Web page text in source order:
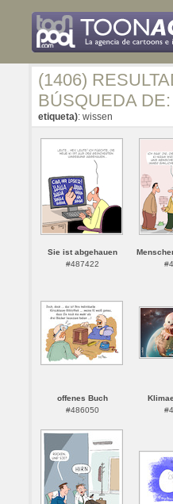
(1406)
BÚSQUEDA DE:
etiqueta): wissen
Sie ist abgehauen
#487422
offenes Buch
#486050